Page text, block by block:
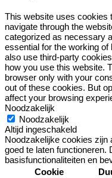
This website uses cookies
navigate through the
categorized as necessary
essential for the working
also use third-party
how you use this website.
browser only with your
out of these cookies. But
affect your browsing
Noodzakelijk
Noodzakelijk
Altijd ingeschakeld
Noodzakelijke cookies zijn
goed te laten
basisfunctionaliteiten en
Cookie